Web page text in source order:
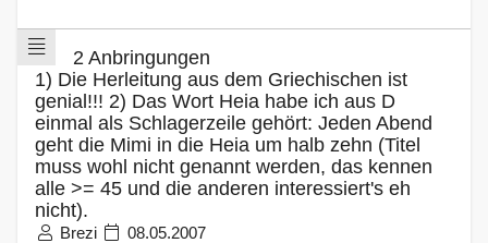
2 Anbringungen
1) Die Herleitung aus dem Griechischen ist
genial!!! 2) Das Wort Heia habe ich aus D
einmal als Schlagerzeile gehört: Jeden Abend
geht die Mimi in die Heia um halb zehn (Titel
muss wohl nicht genannt werden, das kennen
alle >= 45 und die anderen interessiert's eh
nicht).
Brezi 08.05.2007